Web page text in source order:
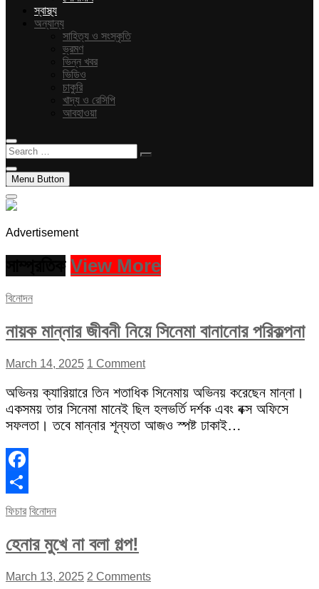
স্বাস্থ্য
অন্যান্য
সাহিত্য ও সংস্কৃতি
ভ্রমণ
ভিন্ন খবর
ভিডিও
চাকুরি
খাদ্য ও রেসিপি
আবহাওয়া
Search
…
Menu Button
Advertisement
View More
বিনোদন
নায়ক মান্নার জীবনী নিয়ে সিনেমা বানানোর পরিকল্পনা
March 14, 2025 1 Comment
অভিনয় ক্যারিয়ারে তিন শতাধিক সিনেমায় অভিনয় করেছেন মান্না।
একসময় তার সিনেমা মানেই ছিল হলভর্তি দর্শক এবং বক্স অফিসে
সফলতা। তবে মান্নার শূন্যতা আজও স্পষ্ট ঢাকাই…
Facebook
Share
ফিচার বিনোদন
হেনার মুখে না বলা গল্প!
March 13, 2025 2 Comments